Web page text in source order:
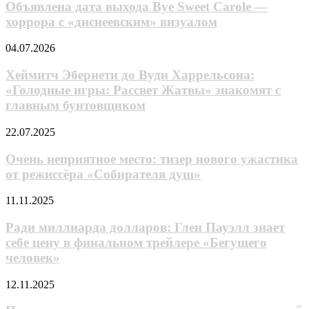
выхода
Bye
Sweet
хоррора
визуалом
Объявлена дата выхода Bye Sweet Carole —
хоррора с «диснеевским» визуалом
Хеймитч
до
Вуди
Харрельсона:
«Голодные
Рассвет
знакомят
с
главным
бунтовщиком
04.07.2026
Хеймитч Эбернети до Вуди Харрельсона:
«Голодные игры: Рассвет Жатвы» знакомят с
главным бунтовщиком
Очень
место:
тизер
нового
от режиссёра
душ»
22.07.2025
Очень неприятное место: тизер нового ужастика
от режиссёра «Собирателя душ»
Ради
долларов:
Глен
Пауэлл
знает
цену
11.11.2025
Ради миллиарда долларов: Глен Пауэлл знает
себе цену в финальном трейлере «Бегущего
человек»
Планшет
12.11.2025